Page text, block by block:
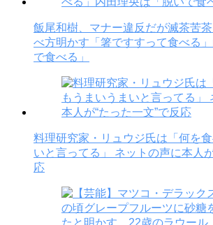
飯尾和樹、マナー違反だが滅茶苦
べ方明かす「箸ですすって食べる
で食べる」
料理研究家・リュウジ氏は「何を
いと言ってる」 ネットの声に本人
応